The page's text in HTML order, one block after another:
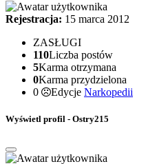
Rejestracja: 15 marca 2012
ZASŁUGI
110Liczba postów
5Karma otrzymana
0Karma przydzielona
0
Edycje Narkopedii
Wyświetl profil - Ostry215